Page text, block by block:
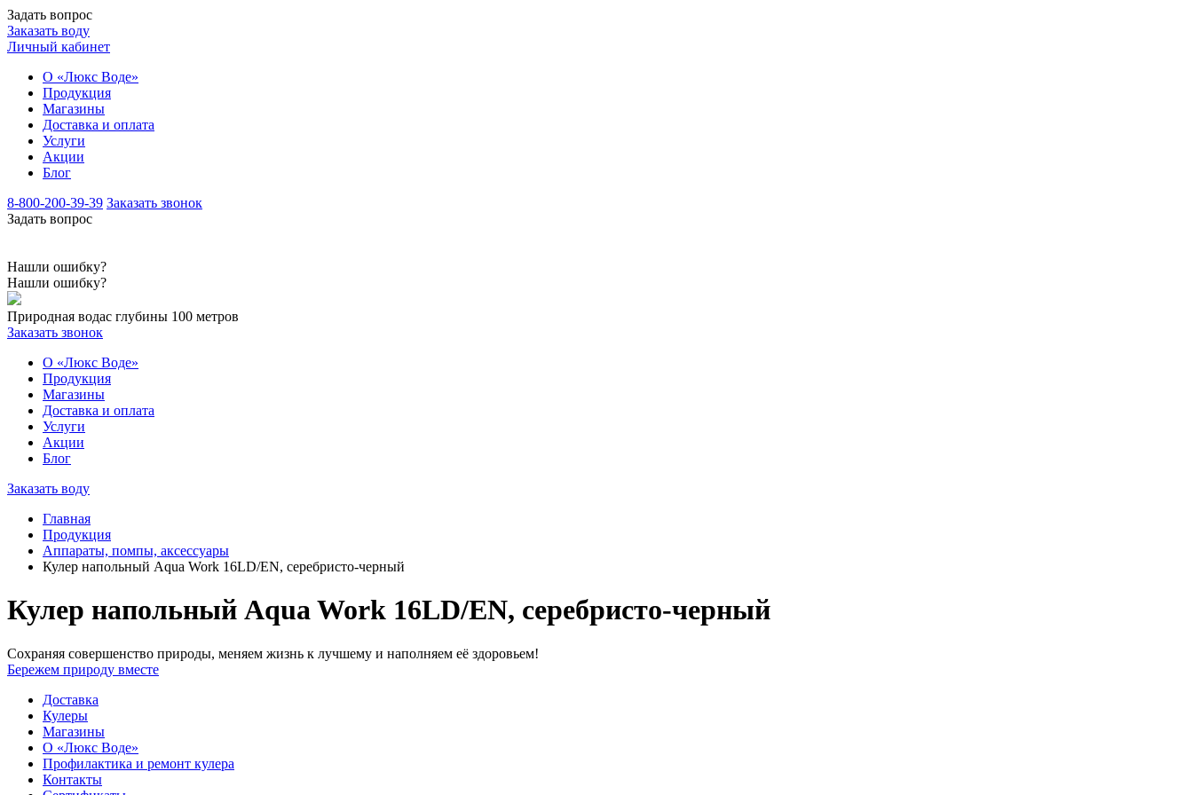
Задать вопрос
Заказать воду
Личный кабинет
О «Люкс Воде»
Продукция
Магазины
Доставка и оплата
Услуги
Акции
Блог
8-800-200-39-39 Заказать звонок
Задать вопрос
Нашли ошибку?
Нашли ошибку?
Природная водас глубины 100 метров
Заказать звонок
О «Люкс Воде»
Продукция
Магазины
Доставка и оплата
Услуги
Акции
Блог
Заказать воду
Главная
Продукция
Аппараты, помпы, аксессуары
Кулер напольный Aqua Work 16LD/EN, серебристо-черный
Кулер напольный Aqua Work 16LD/EN, серебристо-черный
Сохраняя совершенство природы, меняем жизнь к лучшему и наполняем её здоровьем!
Бережем природу вместе
Доставка
Кулеры
Магазины
О «Люкс Воде»
Профилактика и ремонт кулера
Контакты